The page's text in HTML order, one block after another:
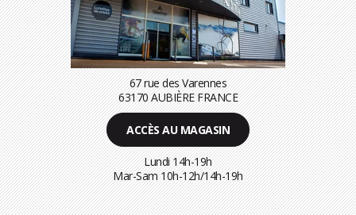
67 rue des Varennes
63170 AUBIÈRE FRANCE
ACCÈS AU MAGASIN
Lundi 14h-19h
Mar-Sam 10h-12h/14h-19h